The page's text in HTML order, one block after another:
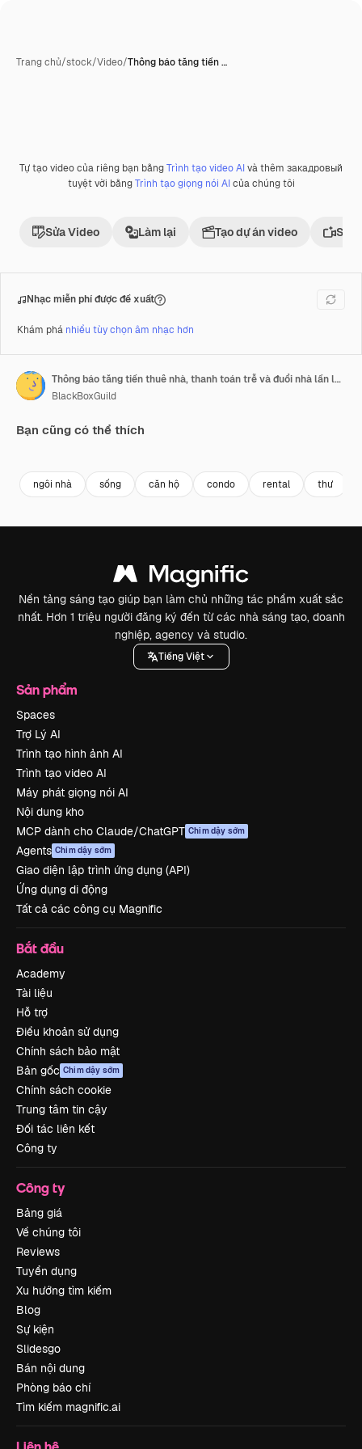
Trang chủ/stock/Video/Thông báo tăng tiền …
Phần thưởng
Tự tạo video của riêng bạn bằngTrình tạo video AIvà thêm закадровый
tuyệt vời bằngTrình tạo giọng nói AIcủa chúng tôi
Sửa Video Làm lại Tạo dự án video Sử
Nhạc miễn phí được đề xuất
Khám phá nhiều tùy chọn âm nhạc hơn
Thông báo tăng tiền thuê nhà, thanh toán trễ và đuổi nhà lần lượt rơi xuống
BlackBoxGuild
Bạn cũng có thể thích
ngôi nhà sống căn hộ condo rental thư
Nền tảng sáng tạo giúp bạn làm chủ những tác phẩm xuất sắc
nhất. Hơn 1 triệu người đăng ký đến từ các nhà sáng tạo, doanh
nghiệp, agency và studio.
Tiếng Việt
Sản phẩm
Spaces
Trợ Lý AI
Trình tạo hình ảnh AI
Trình tạo video AI
Máy phát giọng nói AI
Nội dung kho
MCP dành cho Claude/ChatGPT Chim dậy sớm
Agents Chim dậy sớm
Giao diện lập trình ứng dụng (API)
Ứng dụng di động
Tất cả các công cụ Magnific
Bắt đầu
Academy
Tài liệu
Hỗ trợ
Điều khoản sử dụng
Chính sách bảo mật
Bản gốc Chim dậy sớm
Chính sách cookie
Trung tâm tin cậy
Đối tác liên kết
Công ty
Công ty
Bảng giá
Về chúng tôi
Reviews
Tuyển dụng
Xu hướng tìm kiếm
Blog
Sự kiện
Slidesgo
Bán nội dung
Phòng báo chí
Tìm kiếm magnific.ai